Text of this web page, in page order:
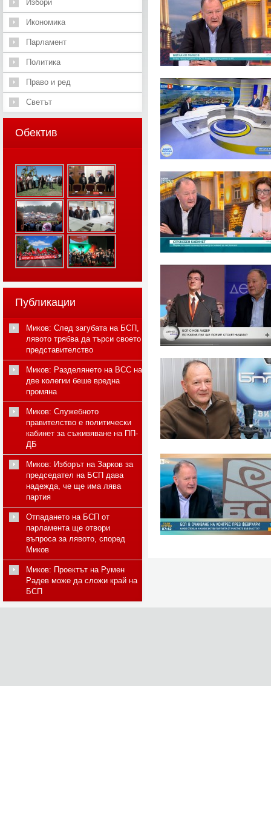
Избори
Икономика
Парламент
Политика
Право и ред
Светът
Обектив
Публикации
Миков: След загубата на БСП,
лявото трябва да търси своето
представителство
Миков: Разделянето на ВСС на
две колегии беше вредна
промяна
Миков: Служебното
правителство е политически
кабинет за съживяване на ПП-
ДБ
Миков: Изборът на Зарков за
председател на БСП дава
надежда, че ще има лява
партия
Отпадането на БСП от
парламента ще отвори
въпроса за лявото, според
Миков
Миков: Проектът на Румен
Радев може да сложи край на
БСП